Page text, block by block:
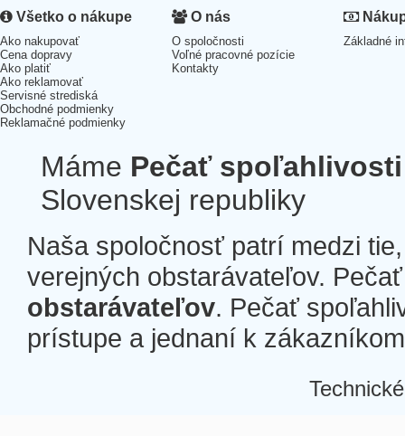
Všetko o nákupe
Ako nakupovať
Cena dopravy
Ako platiť
Ako reklamovať
Servisné strediská
Obchodné podmienky
Reklamačné podmienky
O nás
O spoločnosti
Voľné pracovné pozície
Kontakty
Základné
Máme Pečať spoľahlivosti
Slovenskej republiky
Naša spoločnosť patrí medzi
verejných obstarávateľov.
obstarávateľov. Pečať
prístupe a jednaní k